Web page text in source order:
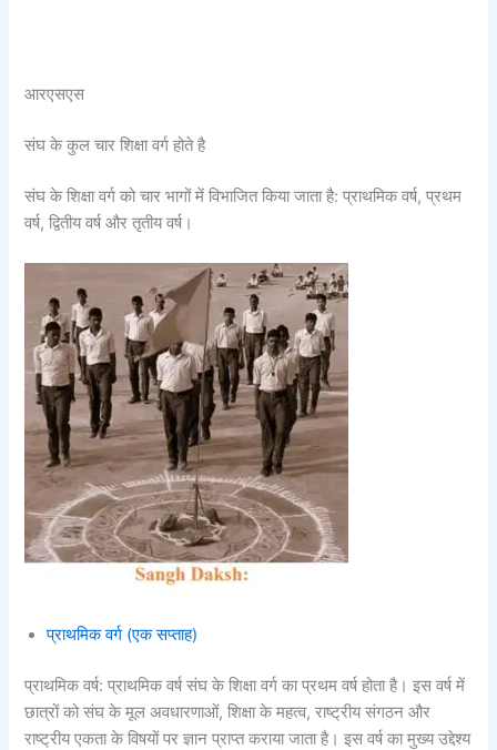
आरएसएस
संघ के कुल चार शिक्षा वर्ग होते है
संघ के शिक्षा वर्ग को चार भागों में विभाजित किया जाता है: प्राथमिक वर्ष, प्रथम
वर्ष, द्वितीय वर्ष और तृतीय वर्ष।
प्राथमिक वर्ग (एक सप्ताह)
प्राथमिक वर्ष: प्राथमिक वर्ष संघ के शिक्षा वर्ग का प्रथम वर्ष होता है। इस वर्ष में
छात्रों को संघ के मूल अवधारणाओं, शिक्षा के महत्व, राष्ट्रीय संगठन और
राष्ट्रीय एकता के विषयों पर ज्ञान प्राप्त कराया जाता है। इस वर्ष का मुख्य उद्देश्य